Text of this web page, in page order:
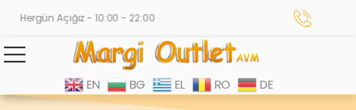
Hergün Açığız - 10:00 - 22:00
EN BG EL RO DE